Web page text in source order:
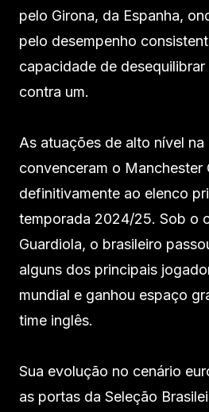
pelo Girona, da Espanha,
pelo desempenho
capacidade de
contra um.
As atuações de alto nível
convenceram o
definitivamente ao elenco
temporada 2024/25. Sob o
Guardiola, o brasileiro
alguns dos principais
mundial e ganhou espaço
time inglês.
Sua evolução no cenário
as portas da Seleção